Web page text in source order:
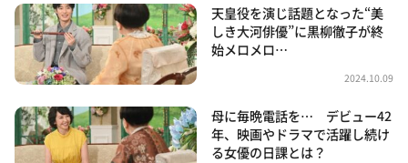
天皇役を演じ話題となった“美
しき大河俳優”に黒柳徹子が終
始メロメロ…
2024.10.09
母に毎晩電話を… デビュー42
年、映画やドラマで活躍し続け
る女優の日課とは？